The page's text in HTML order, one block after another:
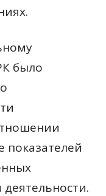
было
показателей